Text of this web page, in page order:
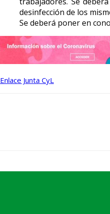
desinfección de los
Se deberá poner en
Enlace Junta CyL